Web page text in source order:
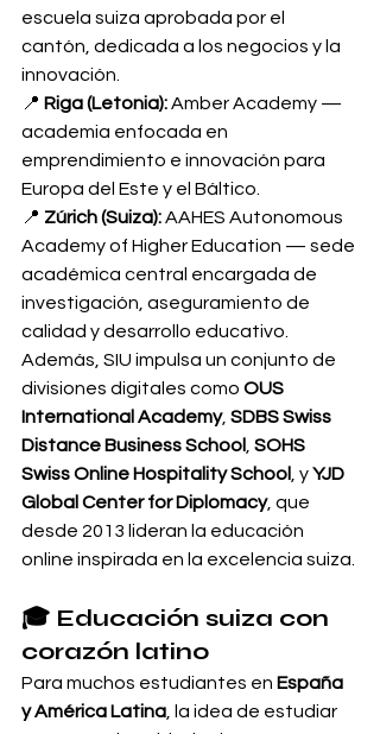
escuela suiza aprobada por el
cantón, dedicada a los negocios y la
innovación.
📍 Riga (Letonia): Amber Academy —
academia enfocada en
emprendimiento e innovación para
Europa del Este y el Báltico.
📍 Zúrich (Suiza): AAHES Autonomous
Academy of Higher Education — sede
académica central encargada de
investigación, aseguramiento de
calidad y desarrollo educativo.
Además, SIU impulsa un conjunto de
divisiones digitales como OUS
International Academy, SDBS Swiss
Distance Business School
SOHS
Swiss Online Hospitality School
, y YJD
Global Center for Diplomacy, que
desde 2013 lideran la educación
online inspirada en la excelencia suiza.
🎓 Educación suiza con
corazón latino
Para muchos estudiantes en España
y América Latina , la idea de estudiar